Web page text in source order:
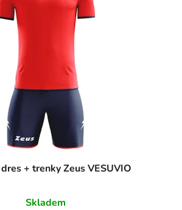
+ trenky Zeus VESUVIO
Skladem